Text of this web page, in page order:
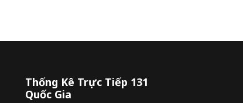
Thống Kê Trực Tiếp 131
Quốc Gia